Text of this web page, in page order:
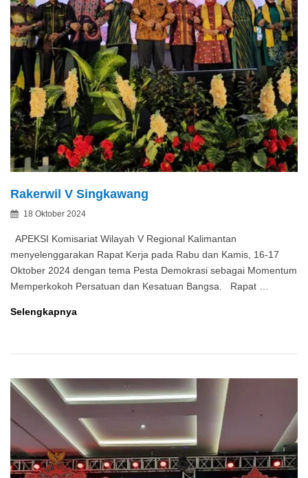
Rakerwil V Singkawang
Posted
18 Oktober 2024
APEKSI Komisariat Wilayah V Regional Kalimantan
menyelenggarakan Rapat Kerja pada Rabu dan Kamis, 16-17
Oktober 2024 dengan tema Pesta Demokrasi sebagai Momentum
Memperkokoh Persatuan dan Kesatuan Bangsa. Rapat …
SelengkapnyaRakerwil